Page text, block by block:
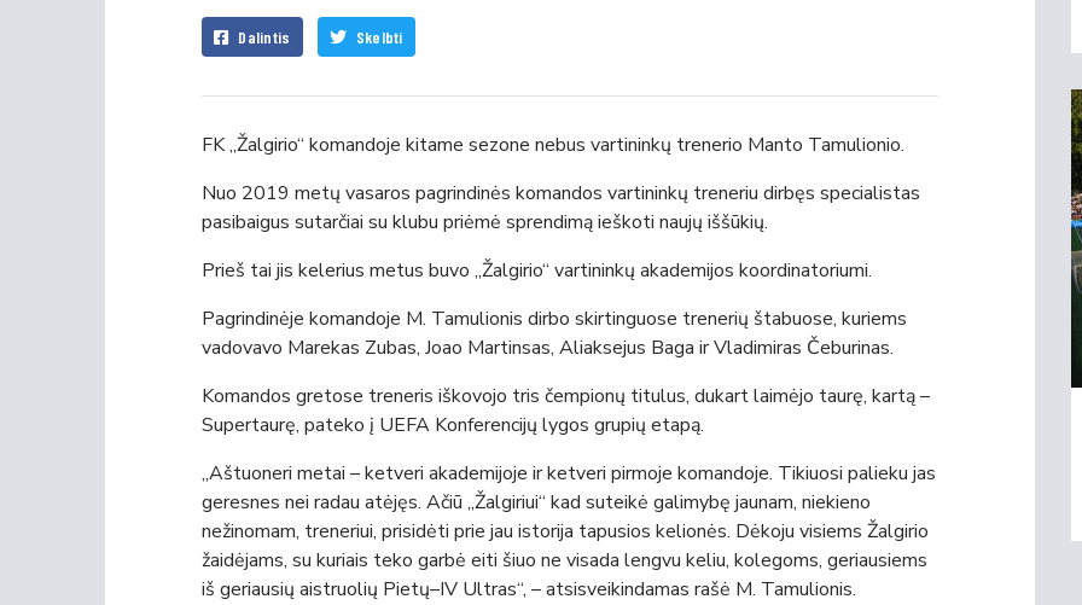
Dalintis Skelbti
FK „Žalgirio“ komandoje kitame sezone nebus vartininkų trenerio Manto Tamulionio.
Nuo 2019 metų vasaros pagrindinės komandos vartininkų treneriu dirbęs specialistas
pasibaigus sutarčiai su klubu priėmė sprendimą ieškoti naujų iššūkių.
Prieš tai jis kelerius metus buvo „Žalgirio“ vartininkų akademijos koordinatoriumi.
Pagrindinėje komandoje M. Tamulionis dirbo skirtinguose trenerių štabuose, kuriems
vadovavo Marekas Zubas, Joao Martinsas, Aliaksejus Baga ir Vladimiras Čeburinas.
Komandos gretose treneris iškovojo tris čempionų titulus, dukart laimėjo taurę, kartą –
Supertaurę, pateko į UEFA Konferencijų lygos grupių etapą.
„Aštuoneri metai – ketveri akademijoje ir ketveri pirmoje komandoje. Tikiuosi palieku jas
geresnes nei radau atėjęs. Ačiū „Žalgiriui“ kad suteikė galimybę jaunam, niekieno
nežinomam, treneriui, prisidėti prie jau istorija tapusios kelionės. Dėkoju visiems Žalgirio
žaidėjams, su kuriais teko garbė eiti šiuo ne visada lengvu keliu, kolegoms, geriausiems
iš geriausių aistruolių Pietų–IV Ultras“, – atsisveikindamas rašė M. Tamulionis.